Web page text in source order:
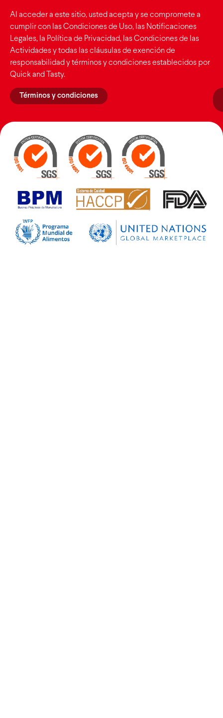
Al acceder a este sitio, usted acepta y se compromete a
cumplir con las Condiciones de Uso, las Notificaciones
Legales, la Política de Privacidad, las Condiciones de las
Actividades y todas las cláusulas de exención de
responsabilidad y términos y condiciones establecidos por
Quick and Tasty.
Términos y condiciones